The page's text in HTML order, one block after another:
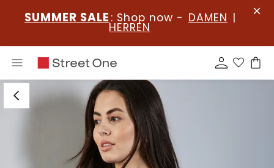
SUMMER SALE : Shop now - DAMEN |
HERREN